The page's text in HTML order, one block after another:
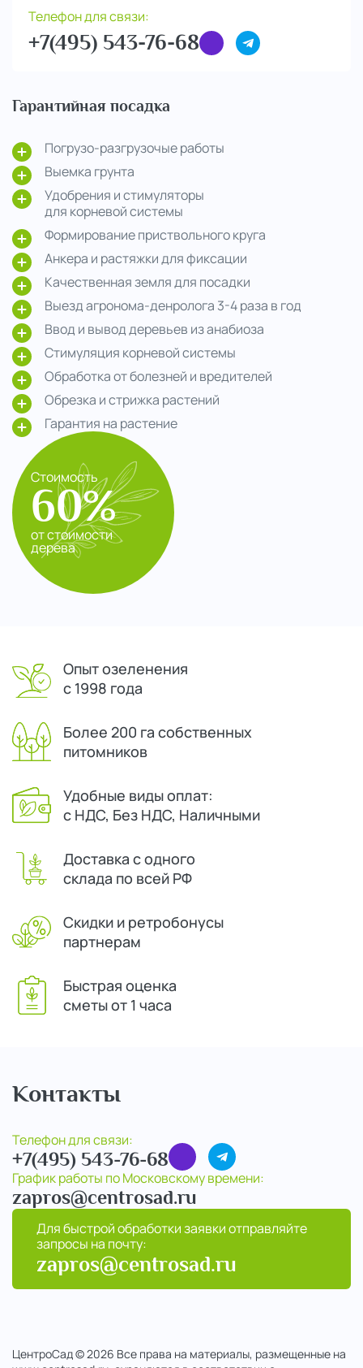
Телефон для связи:
+7(495) 543-76-68
Гарантийная посадка
Погрузо-разгрузочые работы
Выемка грунта
Удобрения и стимуляторы
для корневой системы
Формирование приствольного круга
Анкера и растяжки для фиксации
Качественная земля для посадки
Выезд агронома-денролога 3-4 раза в год
Ввод и вывод деревьев из анабиоза
Стимуляция корневой системы
Обработка от болезней и вредителей
Обрезка и стрижка растений
Гарантия на растение
Стоимость
60%
от стоимости
дерева
Опыт озеленения
с 1998 года
Более 200 га собственных
питомников
Удобные виды оплат:
с НДС, Без НДС, Наличными
Доставка с одного
склада по всей РФ
Скидки и ретробонусы
партнерам
Быстрая оценка
сметы от 1 часа
Контакты
Телефон для связи:
+7(495) 543-76-68
График работы по Московскому времени:
zapros@centrosad.ru
Для быстрой обработки заявки отправляйте
запросы на почту:
zapros@centrosad.ru
ЦентроСад © 2026 Все права на материалы, размещенные на